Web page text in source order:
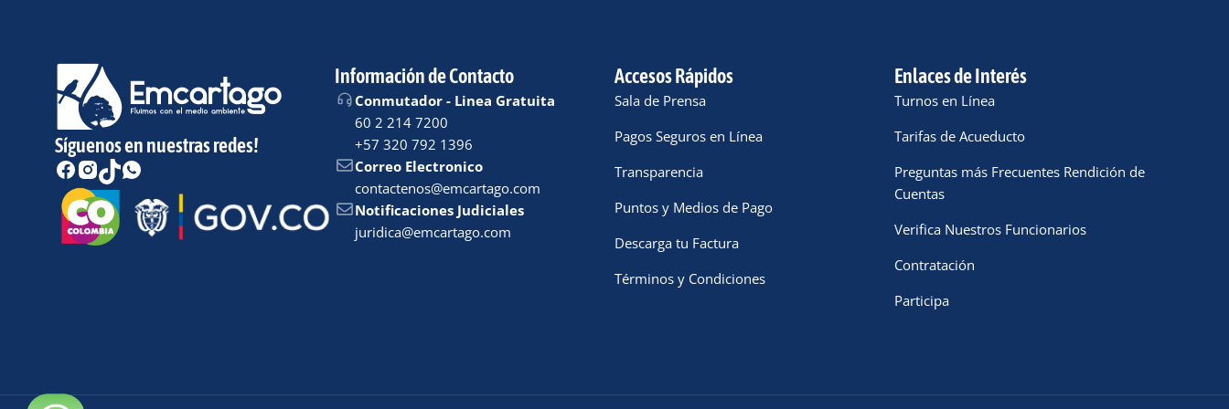
Síguenos en nuestras redes!
Información de Contacto
Conmutador - Linea Gratuita
60 2 214 7200
+57 320 792 1396
Correo Electronico
contactenos@emcartago.com
Notificaciones Judiciales
juridica@emcartago.com
Accesos Rápidos
Sala de Prensa
Pagos Seguros en Línea
Transparencia
Puntos y Medios de Pago
Descarga tu Factura
Términos y Condiciones
Enlaces de Interés
Turnos en Línea
Tarifas de Acueducto
Preguntas más Frecuentes Rendición de
Cuentas
Verifica Nuestros Funcionarios
Contratación
Participa